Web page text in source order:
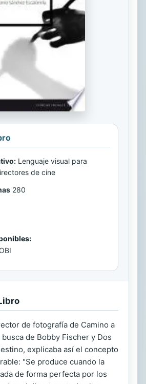
Lenguaje visual para
de cine
280
de fotografía de Camino a
de Bobby Fischer y Dos
explicaba así el concepto
"Se produce cuando la
de forma perfecta por los